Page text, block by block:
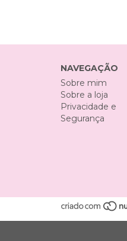
NAVEGAÇÃO
Sobre mim
Sobre a loja
Privacidade e
Segurança